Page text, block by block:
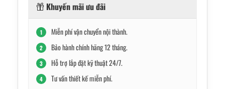
Khuyến mãi ưu đãi
1 Miễn phí vận chuyển nội thành.
2 Bảo hành chính hãng 12 tháng.
3 Hỗ trợ lắp đặt kỹ thuật 24/7.
4 Tư vấn thiết kế miễn phí.